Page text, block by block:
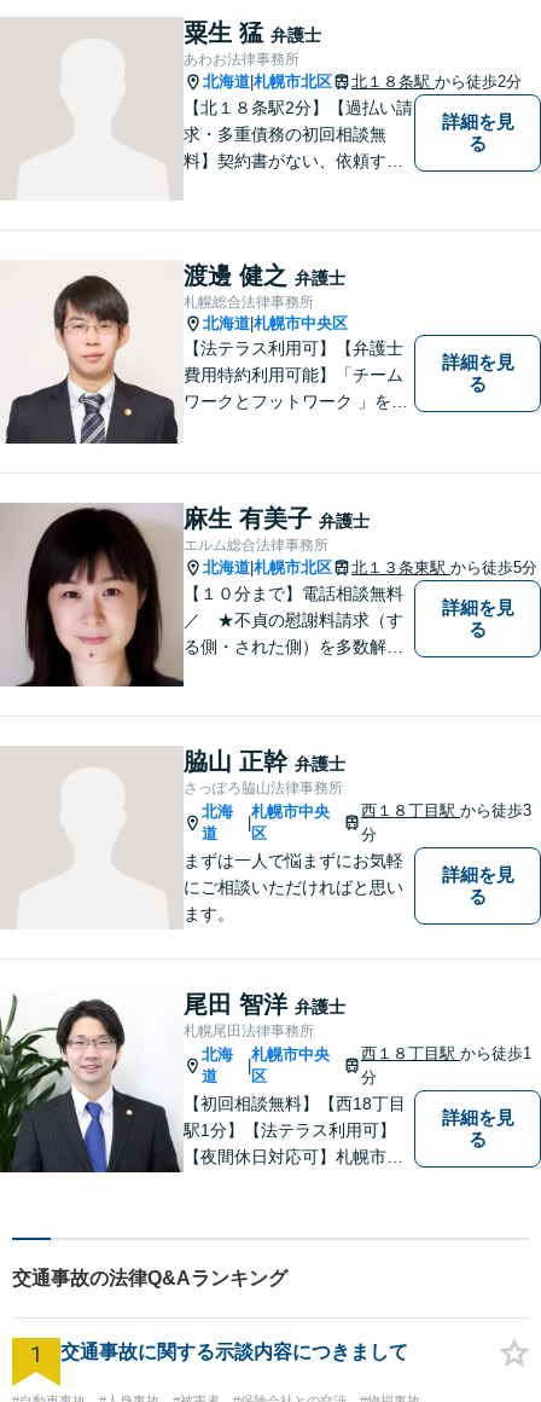
いたします。お気軽にご相談
ください。
粟生 猛 弁護士
あわお法律事務所
北海道 札幌市北区 北１８条駅 から徒歩2分
【北１８条駅2分】【過払い請
求・多重債務の初回相談無
料】契約書がない、依頼する
確認するのではすでに手遅れ
です。役員様のみならず、現
場のスタッフ様も法律知識が
仕事を守ります。
詳細を見
る
渡邊 健之 弁護士
札幌総合法律事務所
北海道 札幌市中央区
【法テラス利用可】【弁護士
費用特約利用可能】「チーム
ワークとフットワーク 」を合
り、地域の皆さまにとって、
もっと身近な存在になりたい
と考えています。離婚、相
続、交通事故、借金、労働、
刑事事件など
詳細を見
る
麻生 有美子 弁護士
エルム総合法律事務所
北海道 札幌市北区 北１３条東駅 から徒歩5分
【１０分まで】電話相談無料
／ ★不貞の慰謝料請求（す
る側・された側）を多数解
理士と連携。同席相談も可】
詳細を見
る
脇山 正幹 弁護士
さっぽろ脇山法律事務所
北海
道
|
札幌市中央
区
西１８丁目駅から徒歩3
分
まずは一人で悩まずにお気軽
にご相談いただければと思い
ます。
詳細を見
る
尾田 智洋 弁護士
札幌尾田法律事務所
北海
道
|
札幌市中央
区
西１８丁目駅から徒歩1
分
【初回相談無料】【西18丁目
駅1分】【法テラス利用可】
【夜間休日対応可】札幌市中
不動産問題・交通事故です。
様の法律問題に真摯に対応し
ます。ぜひ一度ご相談くださ
い。
詳細を見
る
交通事故の法律Q&Aランキング
1 交通事故に関する示談内容につきまして